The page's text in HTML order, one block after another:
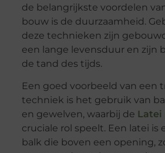
de belangrijkste voordelen
bouw is de duurzaamheid.
deze technieken zijn
een lange levensduur en zijn
de tand des tijds.
Een goed voorbeeld van een
techniek is het gebruik van
en gewelven, waarbij de Latei
cruciale rol speelt. Een latei is
balk die boven een opening,